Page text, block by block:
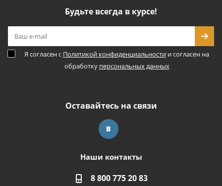
Будьте всегда в курсе!
Я согласен с Политикой конфиденциальности и согласен на
обработку персональных данных
Оставайтесь на связи
Наши контакты
8 800 775 20 83